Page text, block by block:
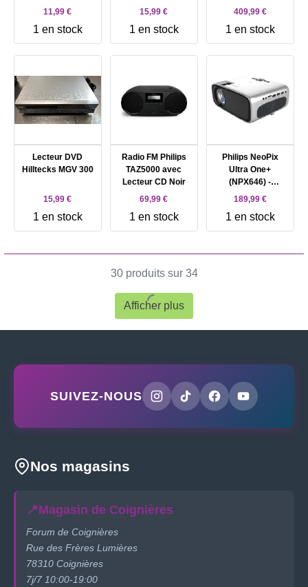
11,99 €
1 en stock
15,99 €
1 en stock
409,99 €
1 en stock
Lecteur DVD
Hilltecks MGV 300
15,99 €
1 en stock
Radio FM Philips
TAZ5000 avec
Lecteur CD Noir
69,99 €
1 en stock
Philips NeoPix
Ultra One+
(NPX646) -
Projecteur LCD -
lumens - Full HD
(1920 x 1080) -
fil
189,99 €
1 en stock
30 produits sur 34
Afficher plus
SUIVEZ-NOUS
Nos magasins
📍Magasin de Coignières
Forum de Coignières
Rue des Frères Lumières
78310 Coignières
7j/7 10:00-19:00